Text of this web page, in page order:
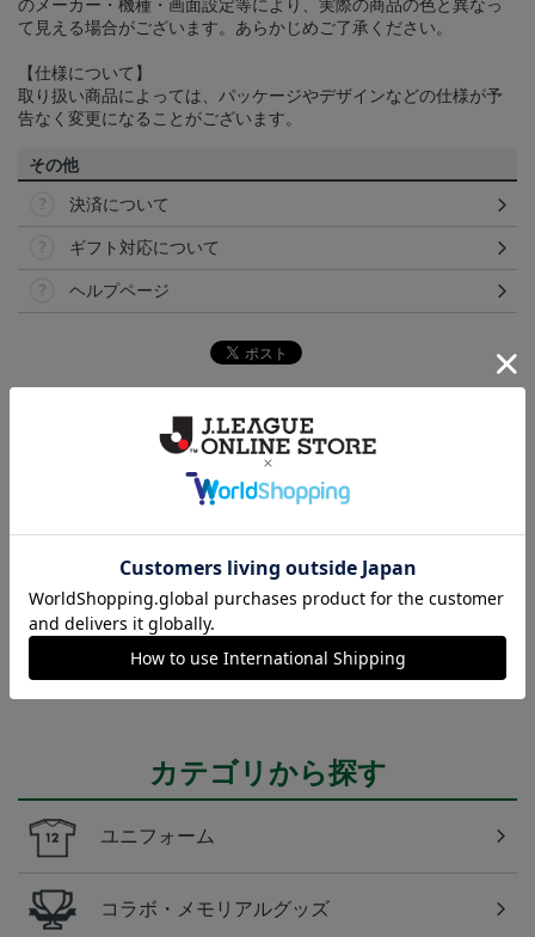
のメーカー・機種・画面設定等により、実際の商品の色と異なっ
て見える場合がございます。あらかじめご了承ください。
【仕様について】
取り扱い商品によっては、パッケージやデザインなどの仕様が予
告なく変更になることがございます。
その他
決済について
ギフト対応について
ヘルプページ
現在販売中の25ユニフォームはこちら！
東京Ｖ
東京ヴェルディのすべてのグッズをチェックしたい
方に！全グッズ一覧はこちら！
カテゴリから探す
ユニフォーム
コラボ・メモリアルグッズ